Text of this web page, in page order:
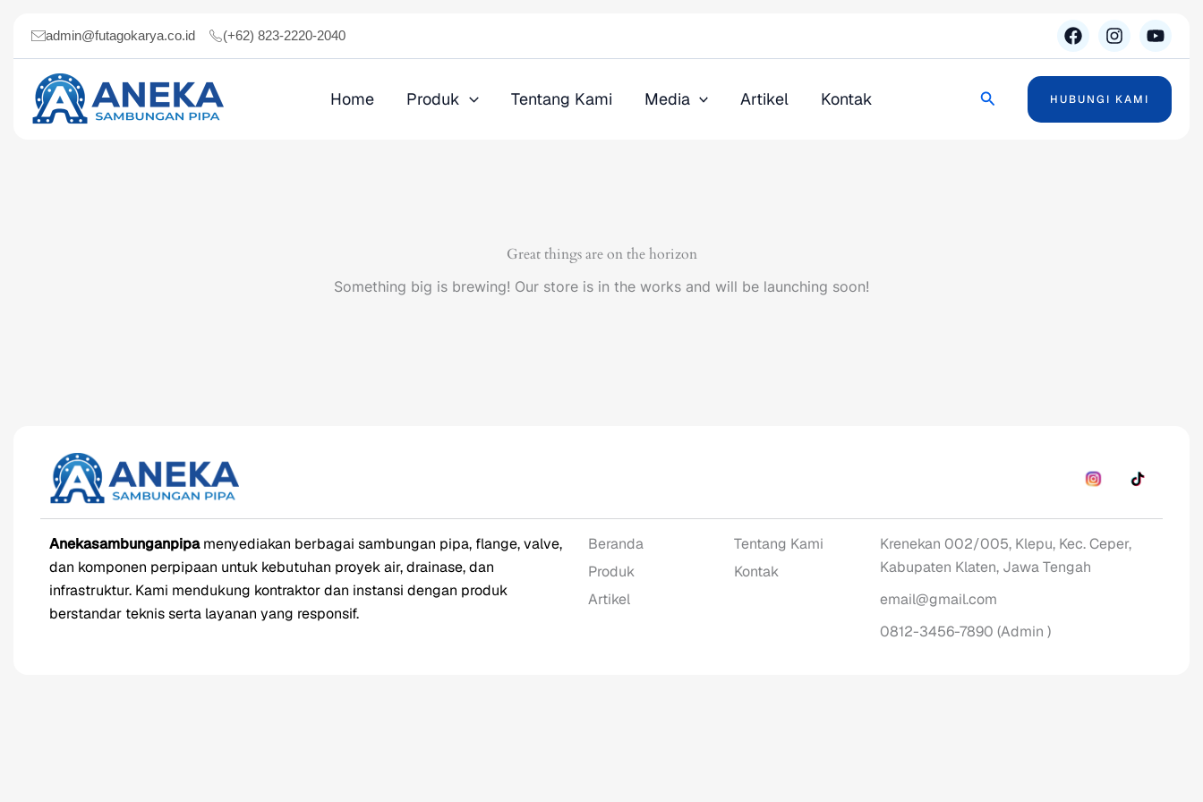
content
admin@futagokarya.co.id (+62) 823-2220-2040
Home Produk Tentang Kami Media Artikel Kontak Search HUBUNGI KAMI
Great things are on the horizon
Something big is brewing! Our store is in the works and will be launching soon!
Anekasambunganpipamenyediakan berbagai sambungan pipa, flange, valve,
dan komponen perpipaan untuk kebutuhan proyek air, drainase, dan
infrastruktur. Kami mendukung kontraktor dan instansi dengan produk
berstandar teknis serta layanan yang responsif.
Beranda
Produk
Artikel
Tentang Kami
Kontak
Krenekan 002/005, Klepu, Kec. Ceper,
Kabupaten Klaten, Jawa Tengah
email@gmail.com
0812-3456-7890 (Admin )